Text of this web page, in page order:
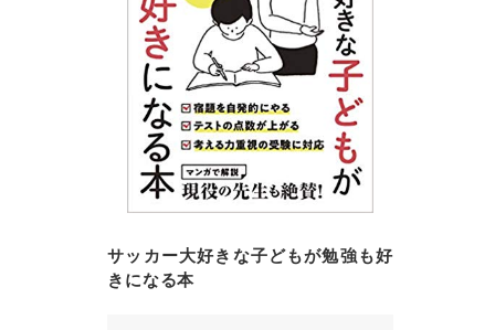
サッカー大好きな子どもが勉強も好
きになる本